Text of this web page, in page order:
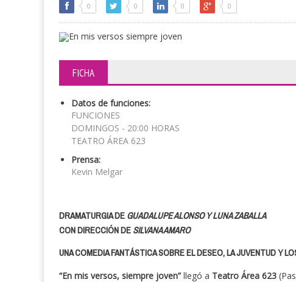
0 0 0 0
FICHA
Datos de funciones:
FUNCIONES
DOMINGOS - 20:00 HORAS
TEATRO ÁREA 623
Prensa:
Kevin Melgar
DRAMATURGIA DEGUADALUPE ALONSO Y LUNA ZABALLA
CON DIRECCIÓN DESILVANA AMARO
UNA COMEDIA FANTÁSTICA SOBRE EL DESEO, LA JUVENTUD Y
“En mis versos, siempre joven” llegó a Teatro Área 623